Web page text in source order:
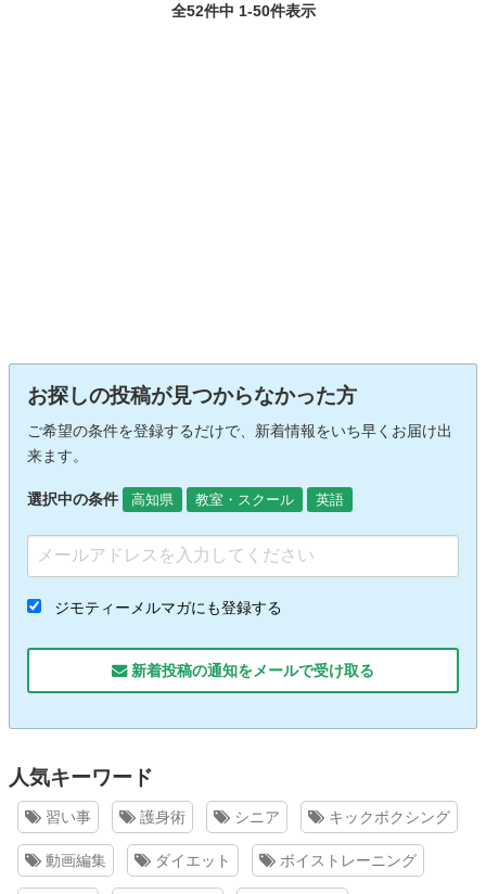
全52件中 1-50件表示
お探しの投稿が見つからなかった方
ご希望の条件を登録するだけで、新着情報をいち早くお届け出
来ます。
選択中の条件 高知県 教室・スクール 英語
ジモティーメルマガにも登録する
新着投稿の通知をメールで受け取る
人気キーワード
習い事 護身術 シニア キックボクシング
動画編集 ダイエット ボイストレーニング